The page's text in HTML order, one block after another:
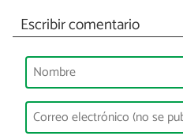
Escribir comentario